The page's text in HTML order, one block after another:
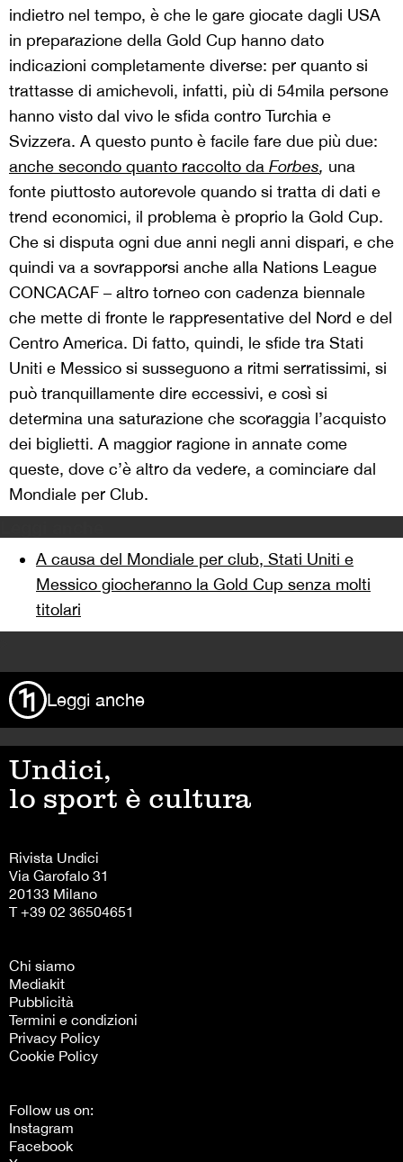
indietro nel tempo, è che le gare giocate dagli USA
in preparazione della Gold Cup hanno dato
indicazioni completamente diverse: per quanto si
trattasse di amichevoli, infatti, più di 54mila persone
hanno visto dal vivo le sfida contro Turchia e
Svizzera. A questo punto è facile fare due più due:
anche secondo quanto raccolto da Forbes, una
fonte piuttosto autorevole quando si tratta di dati e
trend economici, il problema è proprio la Gold Cup.
Che si disputa ogni due anni negli anni dispari, e che
quindi va a sovrapporsi anche alla Nations League
CONCACAF – altro torneo con cadenza biennale
che mette di fronte le rappresentative del Nord e del
Centro America. Di fatto, quindi, le sfide tra Stati
Uniti e Messico si susseguono a ritmi serratissimi, si
può tranquillamente dire eccessivi, e così si
determina una saturazione che scoraggia l’acquisto
dei biglietti. A maggior ragione in annate come
queste, dove c’è altro da vedere, a cominciare dal
Mondiale per Club.
A causa del Mondiale per club, Stati Uniti e
Messico giocheranno la Gold Cup senza molti
titolari
Leggi anche
Undici,
lo sport è cultura
Rivista Undici
Via Garofalo 31
20133 Milano
T +39 02 36504651
Chi siamo
Mediakit
Pubblicità
Termini e condizioni
Privacy Policy
Cookie Policy
Follow us on:
Instagram
Facebook